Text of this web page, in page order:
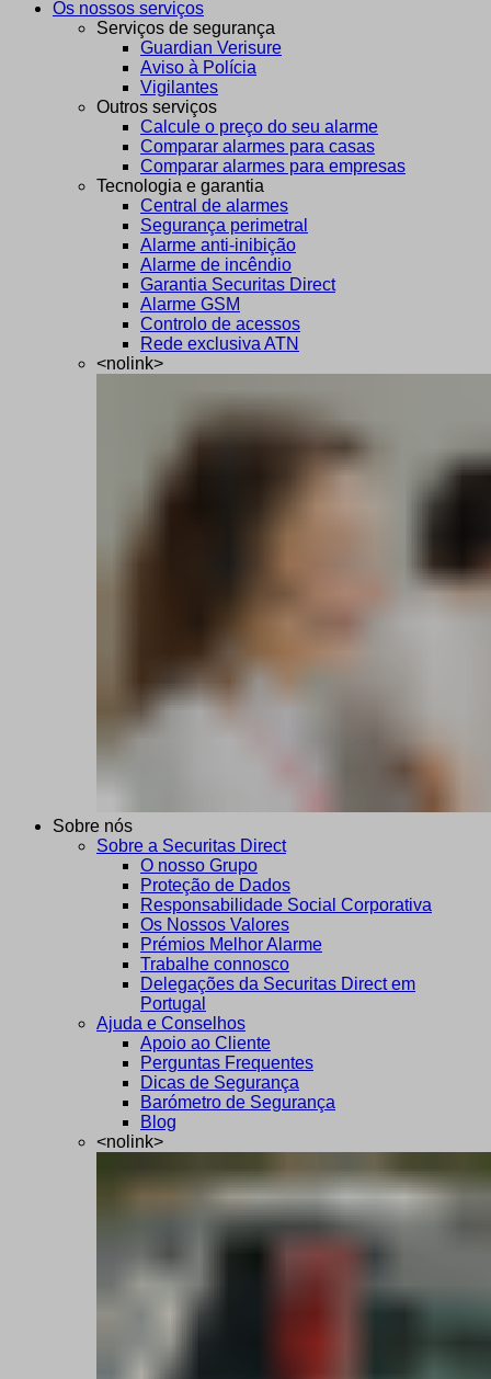
Os nossos serviços
Serviços de segurança
Guardian Verisure
Aviso à Polícia
Vigilantes
Outros serviços
Calcule o preço do seu alarme
Comparar alarmes para casas
Comparar alarmes para empresas
Tecnologia e garantia
Central de alarmes
Segurança perimetral
Alarme anti-inibição
Alarme de incêndio
Garantia Securitas Direct
Alarme GSM
Controlo de acessos
Rede exclusiva ATN
<nolink>
Sobre nós
Sobre a Securitas Direct
O nosso Grupo
Proteção de Dados
Responsabilidade Social Corporativa
Os Nossos Valores
Prémios Melhor Alarme
Trabalhe connosco
Delegações da Securitas Direct em
Portugal
Ajuda e Conselhos
Apoio ao Cliente
Perguntas Frequentes
Dicas de Segurança
Barómetro de Segurança
Blog
<nolink>